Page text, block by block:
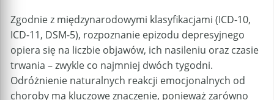
Zgodnie z międzynarodowymi klasyfikacjami (ICD-10,
ICD-11, DSM-5), rozpoznanie epizodu depresyjnego
opiera się na liczbie objawów, ich nasileniu oraz czasie
trwania – zwykle co najmniej dwóch tygodni.
Odróżnienie naturalnych reakcji emocjonalnych od
choroby ma kluczowe znaczenie, ponieważ zarówno